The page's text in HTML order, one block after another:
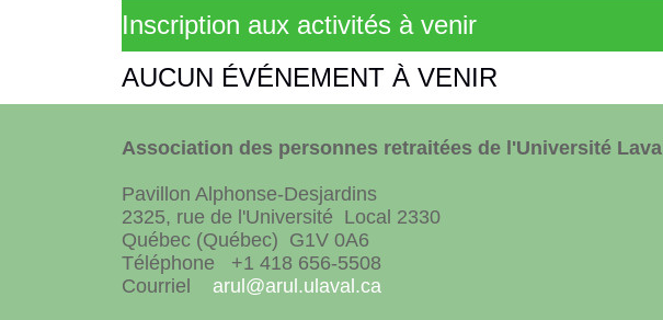
Inscription aux activités à venir
AUCUN ÉVÉNEMENT À VENIR
Association des personnes retraitées de l'Université Laval
Pavillon Alphonse-Desjardins
2325, rue de l'Université Local 2330
Québec (Québec) G1V 0A6
Téléphone +1 418 656-5508
Courriel arul@arul.ulaval.ca